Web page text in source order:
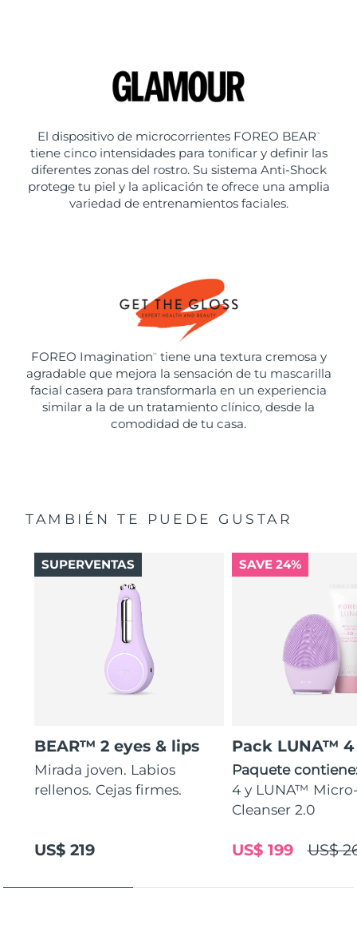
El dispositivo de microcorrientes FOREO BEAR ™
tiene cinco intensidades para tonificar y definir las
diferentes zonas del rostro. Su sistema Anti-Shock
protege tu piel y la aplicación te ofrece una amplia
variedad de entrenamientos faciales.
FOREO Imagination ™
tiene una textura cremosa y
agradable que mejora la sensación de tu mascarilla
facial casera para transformarla en un experiencia
similar a la de un tratamiento clínico, desde la
comodidad de tu casa.
TAMBIÉN TE PUEDE GUSTAR
BEAR™ 2 eyes & lips
Mirada joven. Labios
rellenos. Cejas firmes.
US$ 219
SUPERVENTAS SAVE 24%
Pack LUNA™ 4
Paquete
4 y LUNA™
Cleanser 2.0
US$
US$ 199